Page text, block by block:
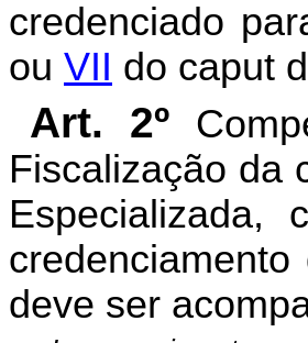
credenciado
ou VII do caput
Art. 2º
Fiscalização da
Especializada,
deve ser